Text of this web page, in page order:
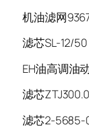
机油滤网
滤芯SL-12/50
EH油高调油
滤芯
滤芯2-5685-